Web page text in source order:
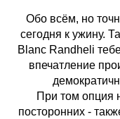
Обо всём, но
сегодня к ужину.
Blanc Randheli
впечатление
При том опция
посторонних -